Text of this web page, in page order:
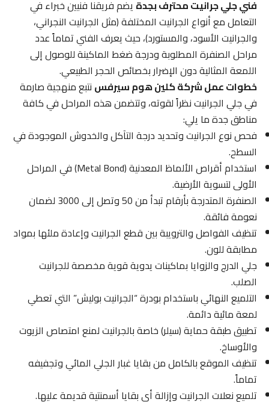
فني جلي جرانيت محترف بجدةيضم فريقنا فنيين خبراء في
التعامل مع أنواع الجرانيت المختلفة (مثل الجرانيت النجراني،
والجرانيت الأسود، والمستورد)، حيث يعرف الفني تماماً عدد
مراحل الصنفرة المطلوبة ودرجة ضغط الماكينة للوصول إلى
اللمعة المثالية دون الإضرار بخصائص الحجر الطبيعي.
خطوات عمل شركة كلين هوم سيرفسنتبع منهجية صارمة
في جلي الجرانيت نظراً لقوته، وتتضمن هذه المراحل في كافة
مناطق جدة ما يلي:
فحص نوع الجرانيت وتحديد درجة التآكل والخدوش الموجودة في
السطح.
استخدام أقراص الألماظ المعدنية (Metal Bond) في المراحل
الأولى لتسوية الأرضية.
الصنفرة المتدرجة بأرقام تبدأ من 50 وتصل إلى 3000 لضمان
نعومة فائقة.
تنظيف الفواصل والترويبة بين قطع الجرانيت وإعادة ملئها بمواد
مطابقة للون.
جلي الدرج والزوايا بماكينات يدوية قوية مخصصة للجرانيت
الصلب.
التلميع النهائي باستخدام بودرة “الجرانيت بوليش” التي تعطي
لمعة مائية دائمة.
تطبيق طبقة حماية (سيلر) خاصة بالجرانيت لمنع امتصاص الزيوت
والأوساخ.
تنظيف الموقع بالكامل من بقايا غبار الجلي المائي وتجفيفه
تماماً.
تلميع نعلات الجرانيت وإزالة أي بقايا أسمنتية قديمة عليها.